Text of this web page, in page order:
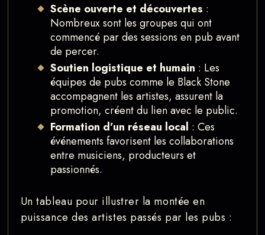
Scène ouverte et découvertes :
Nombreux sont les groupes qui ont
commencé par des sessions en pub avant
de percer.
Soutien logistique et humain : Les
équipes de pubs comme le Black Stone
accompagnent les artistes, assurent la
promotion, créent du lien avec le public.
Formation d’un réseau local : Ces
événements favorisent les collaborations
entre musiciens, producteurs et
passionnés.
Un tableau pour illustrer la montée en
puissance des artistes passés par les pubs :